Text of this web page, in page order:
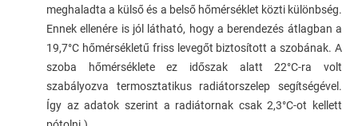
meghaladta a külső és a belső hőmérséklet közti különbség.
Ennek ellenére is jól látható, hogy a berendezés átlagban a
19,7°C hőmérsékletű friss levegőt biztosított a szobának. A
szoba hőmérséklete ez időszak alatt 22°C-ra volt
szabályozva termosztatikus radiátorszelep segítségével.
Így az adatok szerint a radiátornak csak 2,3°C-ot kellett